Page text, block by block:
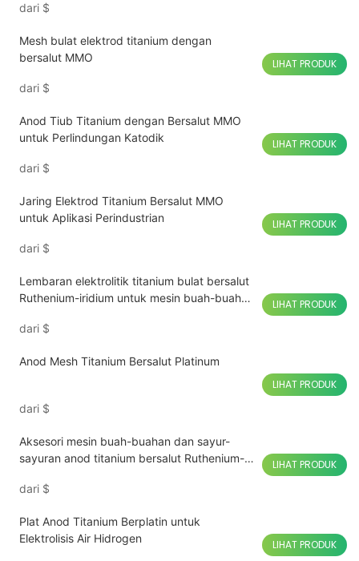
dari $
Mesh bulat elektrod titanium dengan
bersalut MMO
dari $
LIHAT PRODUK
Anod Tiub Titanium dengan Bersalut MMO
untuk Perlindungan Katodik
dari $
LIHAT PRODUK
Jaring Elektrod Titanium Bersalut MMO
untuk Aplikasi Perindustrian
dari $
LIHAT PRODUK
Lembaran elektrolitik titanium bulat bersalut
Ruthenium-iridium untuk mesin buah-buahan
dari $
LIHAT PRODUK
Anod Mesh Titanium Bersalut Platinum
dari $
LIHAT PRODUK
Aksesori mesin buah-buahan dan sayur-
sayuran anod titanium bersalut Ruthenium-
dari $
LIHAT PRODUK
Plat Anod Titanium Berplatin untuk
Elektrolisis Air Hidrogen
LIHAT PRODUK